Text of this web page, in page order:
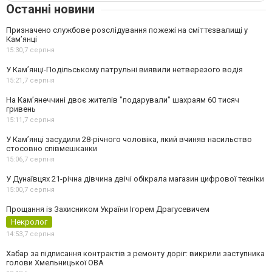
Останні новини
Призначено службове розслідування пожежі на сміттєзвалищі у
Кам’янці
15:30,7 серпня
У Кам’янці-Подільському патрульні виявили нетверезого водія
15:21,7 серпня
На Камʼянеччині двоє жителів "подарували" шахраям 60 тисяч
гривень
15:11,7 серпня
У Камʼянці засудили 28-річного чоловіка, який вчиняв насильство
стосовно співмешканки
15:06,7 серпня
У Дунаївцях 21-річна дівчина двічі обікрала магазин цифрової техніки
15:00,7 серпня
Прощання із Захисником України Ігорем Драгусевичем
Некролог
14:53,7 серпня
Хабар за підписання контрактів з ремонту доріг: викрили заступника
голови Хмельницької ОВА